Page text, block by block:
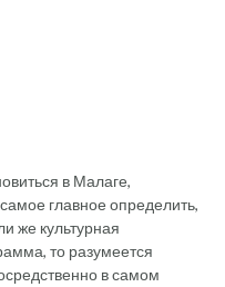
в Малаге,
главное определить,
же культурная
то разумеется
в самом